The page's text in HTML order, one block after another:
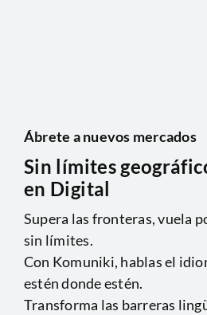
Ábrete a nuevos mercados
Sin límites
en Digital
Supera las fronteras, vuela
sin límites.
Con Komuniki, hablas el
estén donde estén.
Transforma las barreras